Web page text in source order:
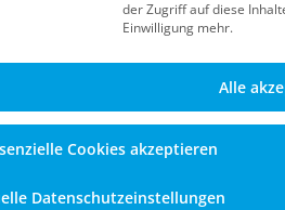
Updates, dem
– auch nach dem offiziellen
der Zugriff auf diese
Einwilligung mehr.
Alle
Cookies akzeptieren
Datenschutzeinstellungen